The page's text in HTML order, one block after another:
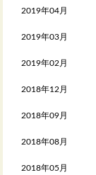
2019年04月
2019年03月
2019年02月
2018年12月
2018年09月
2018年08月
2018年05月